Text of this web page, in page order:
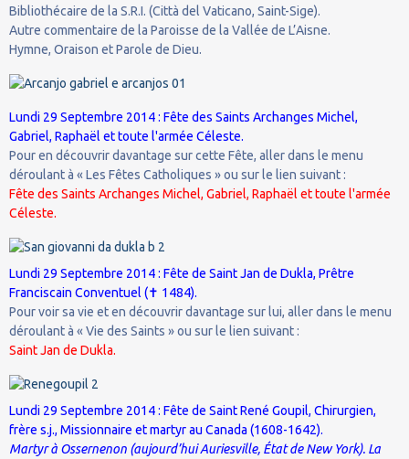
Bibliothécaire de la S.R.I. (Città del Vaticano, Saint-Sige).
Autre commentaire de la Paroisse de la Vallée de L’Aisne.
Hymne, Oraison et Parole de Dieu.
Lundi 29 Septembre 2014 : Fête des Saints Archanges Michel,
Gabriel, Raphaël et toute l'armée Céleste.
Pour en découvrir davantage sur cette Fête, aller dans le menu
déroulant à « Les Fêtes Catholiques » ou sur le lien suivant :
Fête des Saints Archanges Michel, Gabriel, Raphaël et toute l'armée
Céleste.
Lundi 29 Septembre 2014 : Fête de Saint Jan de Dukla, Prêtre
Franciscain Conventuel (✝ 1484).
Pour voir sa vie et en découvrir davantage sur lui, aller dans le menu
déroulant à « Vie des Saints » ou sur le lien suivant :
Saint Jan de Dukla.
Lundi 29 Septembre 2014 : Fête de Saint René Goupil, Chirurgien,
frère s.j., Missionnaire et martyr au Canada (1608-1642).
Martyr à Ossernenon (aujourd’hui Auriesville, État de New York). La